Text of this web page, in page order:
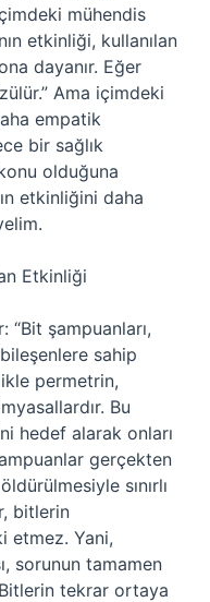
mühendis
etkinliği, kullanılan
dayanır. Eğer
Ama içimdeki
empatik
bir sağlık
olduğuna
etkinliğini daha
Etkinliği
şampuanları,
sahip
permetrin,
Bu
hedef alarak onları
gerçekten
sınırlı
bitlerin
etmez. Yani,
sorunun tamamen
tekrar ortaya